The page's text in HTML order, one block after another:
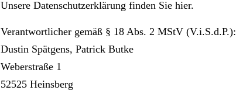
Unsere Datenschutzerklärung finden Sie hier.
Verantwortlicher gemäß § 18 Abs. 2 MStV (V.i.S.d.P.):
Dustin Spätgens, Patrick Butke
Weberstraße 1
52525 Heinsberg